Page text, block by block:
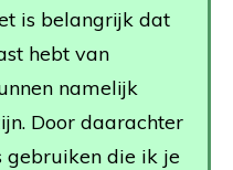
is belangrijk dat
hebt van
namelijk
Door daarachter
gebruiken die ik je